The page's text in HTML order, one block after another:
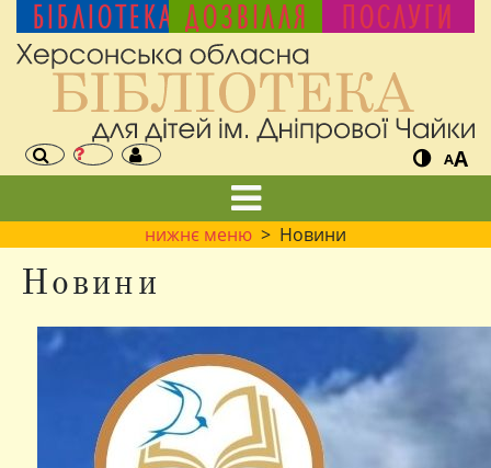
БІБЛІОТЕКА ДОЗВІЛЛЯ ПОСЛУГИ
AA
нижнє меню > Новини
Новини